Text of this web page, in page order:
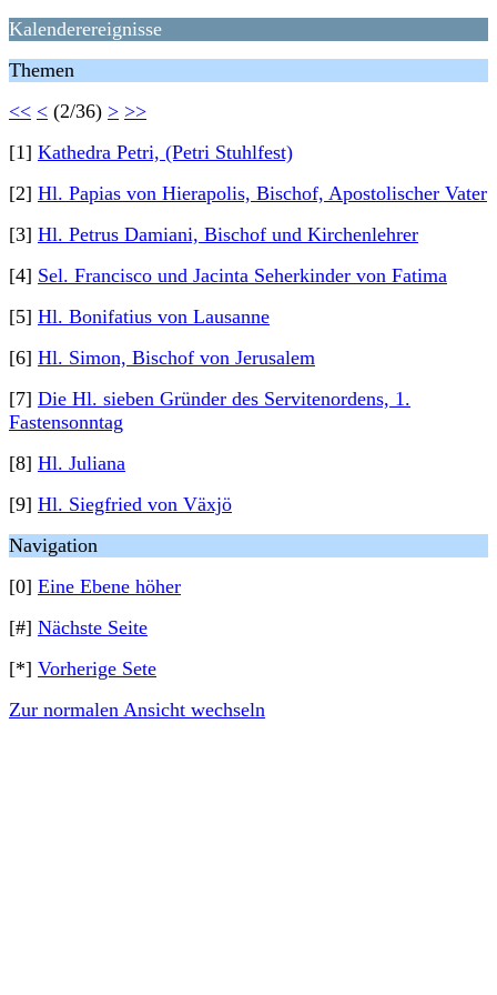
Kalenderereignisse
Themen
<< < (2/36) > >>
[1] Kathedra Petri, (Petri Stuhlfest)
[2] Hl. Papias von Hierapolis, Bischof, Apostolischer Vater
[3] Hl. Petrus Damiani, Bischof und Kirchenlehrer
[4] Sel. Francisco und Jacinta Seherkinder von Fatima
[5] Hl. Bonifatius von Lausanne
[6] Hl. Simon, Bischof von Jerusalem
[7] Die Hl. sieben Gründer des Servitenordens, 1.
Fastensonntag
[8] Hl. Juliana
[9] Hl. Siegfried von Växjö
Navigation
[0] Eine Ebene höher
[#] Nächste Seite
[*] Vorherige Sete
Zur normalen Ansicht wechseln